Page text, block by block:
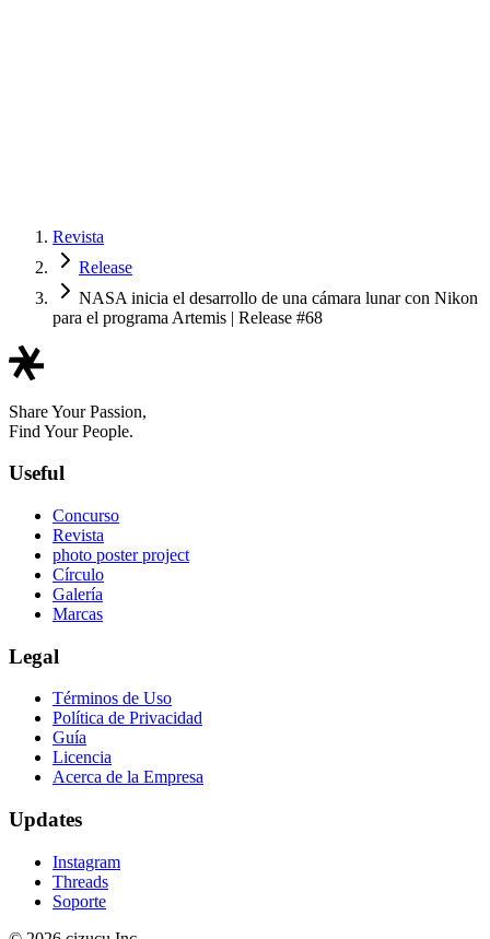
Revista
Release
NASA inicia el desarrollo de una cámara lunar con Nikon
para el programa Artemis | Release #68
Share Your Passion,
Find Your People.
Useful
Concurso
Revista
photo poster project
Círculo
Galería
Marcas
Legal
Términos de Uso
Política de Privacidad
Guía
Licencia
Acerca de la Empresa
Updates
Instagram
Threads
Soporte